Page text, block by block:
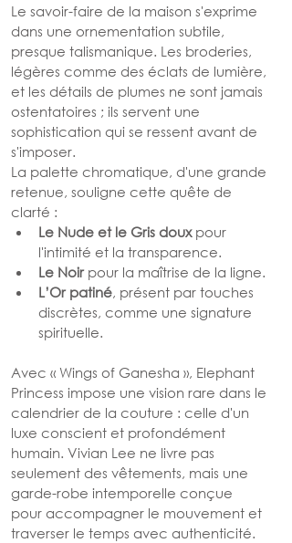
Le savoir-faire de la maison s'exprime
dans une ornementation subtile,
presque talismanique. Les broderies,
légères comme des éclats de lumière,
et les détails de plumes ne sont jamais
ostentatoires ; ils servent une
sophistication qui se ressent avant de
s'imposer.
La palette chromatique, d'une grande
retenue, souligne cette quête de
clarté :
Le Nude et le Gris doux pour
l'intimité et la transparence.
Le Noir pour la maîtrise de la ligne.
L’Or patiné, présent par touches
discrètes, comme une signature
spirituelle.
Avec « Wings of Ganesha », Elephant
Princess impose une vision rare dans le
calendrier de la couture : celle d'un
luxe conscient et profondément
humain. Vivian Lee ne livre pas
seulement des vêtements, mais une
garde-robe intemporelle conçue
pour accompagner le mouvement et
traverser le temps avec authenticité.